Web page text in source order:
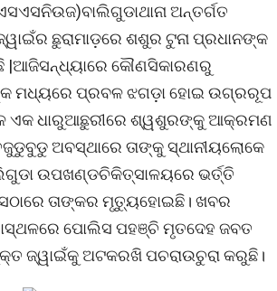
ଅନ୍ତର୍ଗତ
ଛୁରାମାଡ଼ରେ ଶଶୁର ଟୁନା ପ୍ରଧାନଙ୍କ
|ଆଜିସନ୍ଧ୍ୟାରେ କୌଣସିକାରଣରୁ
ମଧ୍ୟରେ ପ୍ରବଳ ଝଗଡ଼ା ହୋଇ ଉଗ୍ରରୂପ
ଏକ ଧାରୁଆଛୁରୀରେ ଶ୍ୱଶୁରଙ୍କୁ ଆକ୍ରମଣ
ଅବସ୍ଥାରେ ତାଙ୍କୁ ସ୍ଥାନୀୟଲୋକେ
ଉପଖଣ୍ଡଚିକିତ୍ସାଳୟରେ ଭର୍ତ୍ତି
ତାଙ୍କର ମୃତ୍ୟୁହୋଇଛି। ଖବର
ପୋଲିସ ପହଞ୍ଚି ମୃତଦେହ ଜବତ
ଜ୍ୱାଇଁକୁ ଅଟକରଖି ପଚରାଉଚୁରା କରୁଛି।